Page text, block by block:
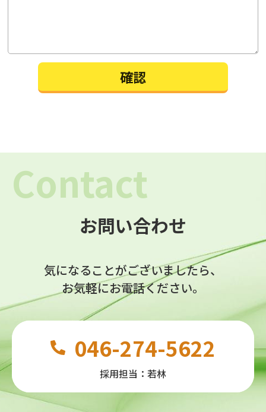
お問い合わせ
気になることがございましたら、
お気軽にお電話ください。
046-274-5622
採用担当：若林